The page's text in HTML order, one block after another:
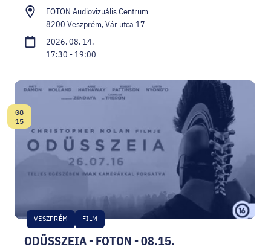
FOTON Audiovizuális Centrum
8200 Veszprém, Vár utca 17
2026. 08. 14.
17:30 - 19:00
ODÜSSZEIA - FOTON - 08.15.
VESZPRÉM FILM
Dátum:
08
15